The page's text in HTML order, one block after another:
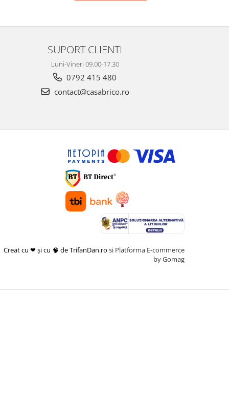
SUPORT CLIENTI
Luni-Vineri 09.00-17.30
0792 415 480
contact@casabrico.ro
Creat cu ❤ și cu 🧠 de TrifanDan.ro si Platforma E-commerce
by Gomag